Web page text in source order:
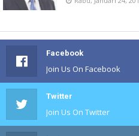
Facebook
Join Us On Facebook
Twitter
Join Us On Twitter